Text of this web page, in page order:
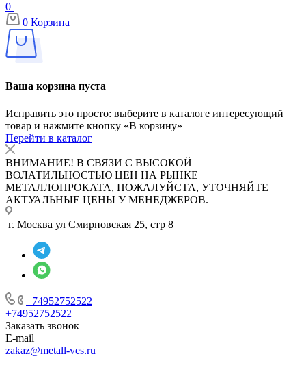
0
0 Корзина
Ваша корзина пуста
Исправить это просто: выберите в каталоге интересующий
товар и нажмите кнопку «В корзину»
Перейти в каталог
ВНИМАНИЕ! В СВЯЗИ С ВЫСОКОЙ
ВОЛАТИЛЬНОСТЬЮ ЦЕН НА РЫНКЕ
МЕТАЛЛОПРОКАТА, ПОЖАЛУЙСТА, УТОЧНЯЙТЕ
АКТУАЛЬНЫЕ ЦЕНЫ У МЕНЕДЖЕРОВ.
г. Москва ул Смирновская 25, стр 8
+74952752522
+74952752522
Заказать звонок
E-mail
zakaz@metall-ves.ru